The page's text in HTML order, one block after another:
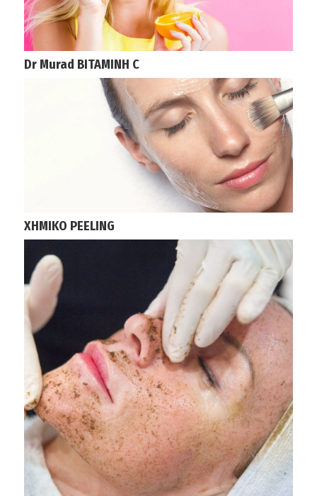
Dr Murad ΒΙΤΑΜΙΝΗ C
ΧΗΜΙΚΟ PEELING